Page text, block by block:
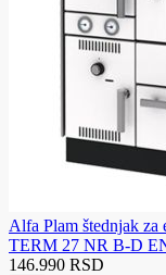
Alfa Plam štednjak za
TERM 27 NR B-D
146.990 RSD